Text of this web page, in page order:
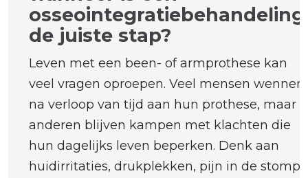
osseointegratiebehandeling
de juiste stap?
Leven met een been- of armprothese kan
veel vragen oproepen. Veel mensen wennen
na verloop van tijd aan hun prothese, maar
anderen blijven kampen met klachten die
hun dagelijks leven beperken. Denk aan
huidirritaties, drukplekken, pijn in de stomp